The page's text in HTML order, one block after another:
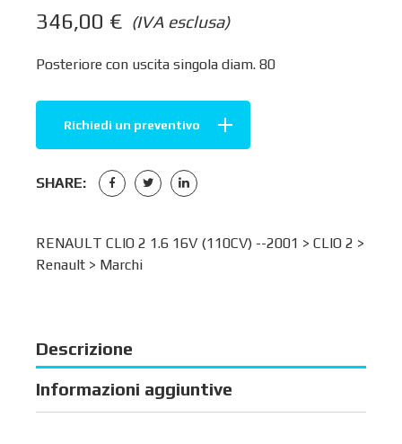
(IVA esclusa)
346,00 €
Posteriore con uscita singola diam. 80
Richiedi un preventivo
SHARE:
RENAULT CLIO 2 1.6 16V (110CV) --2001 > CLIO 2 >
Renault > Marchi
Descrizione
Informazioni aggiuntive